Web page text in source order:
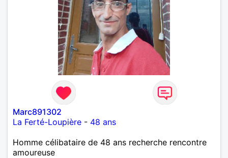
Marc891302
La Ferté-Loupière - 48 ans
Homme célibataire de 48 ans recherche rencontre
amoureuse